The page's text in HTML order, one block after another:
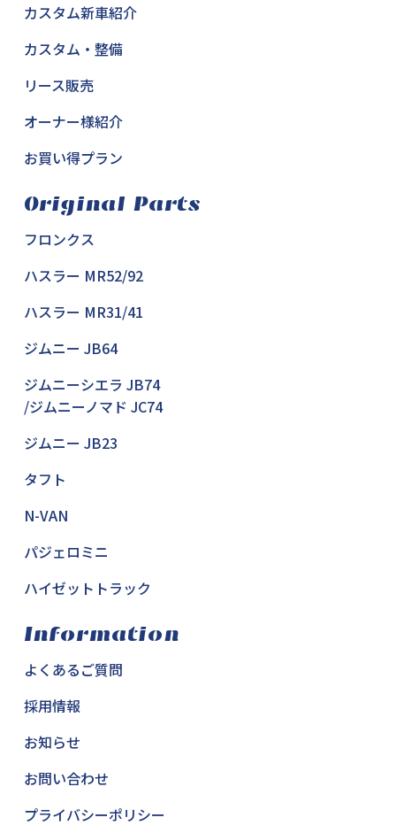
カスタム新車紹介
カスタム・整備
リース販売
オーナー様紹介
お買い得プラン
Original Parts
フロンクス
ハスラー MR52/92
ハスラー MR31/41
ジムニー JB64
ジムニーシエラ JB74
/ジムニーノマド JC74
ジムニー JB23
タフト
N-VAN
パジェロミニ
ハイゼットトラック
Information
よくあるご質問
採用情報
お知らせ
お問い合わせ
プライバシーポリシー